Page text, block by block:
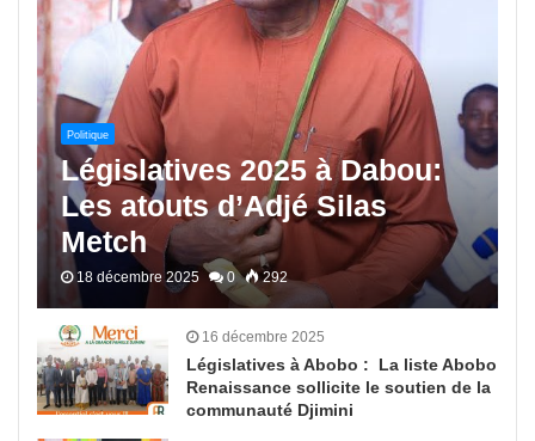
Politique
Législatives 2025 à Dabou:
Les atouts d’Adjé Silas
Metch
18 décembre 2025 0 292
16 décembre 2025
Législatives à Abobo : La liste Abobo
Renaissance sollicite le soutien de la
communauté Djimini